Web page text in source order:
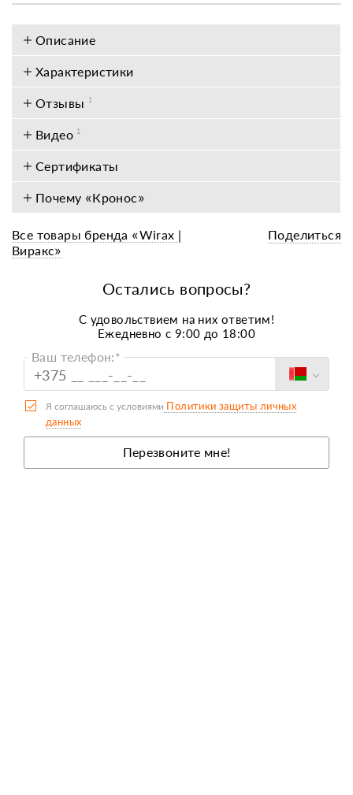
Описание
Характеристики
Отзывы 1
Видео 1
Сертификаты
Почему «Кронос»
Все товары бренда «Wirax |
Виракс»
Поделиться
Остались вопросы?
C удовольствием на них ответим!
Ежедневно с 9:00 до 18:00
Ваш телефон:*
Перезвоните мне!
Я соглашаюсь с условиями Политики защиты личных
данных